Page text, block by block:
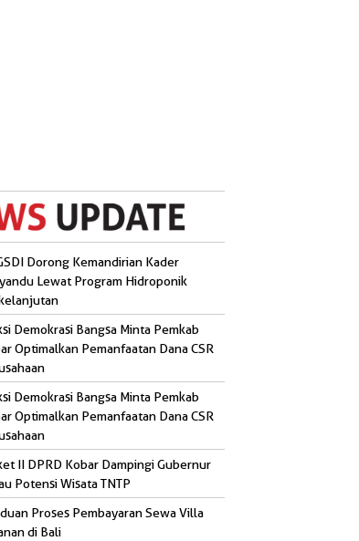
Dorong Kemandirian Kader
Lewat Program Hidroponik
Demokrasi Bangsa Minta Pemkab
Optimalkan Pemanfaatan Dana CSR
Demokrasi Bangsa Minta Pemkab
Optimalkan Pemanfaatan Dana CSR
II DPRD Kobar Dampingi Gubernur
Potensi Wisata TNTP
Proses Pembayaran Sewa Villa
di Bali